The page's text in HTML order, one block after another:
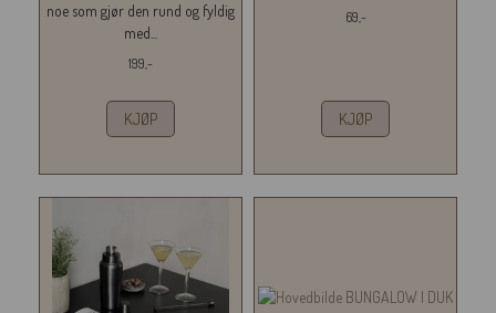
noe som gjør den rund og fyldig
med...
199,-
KJØP
69,-
KJØP